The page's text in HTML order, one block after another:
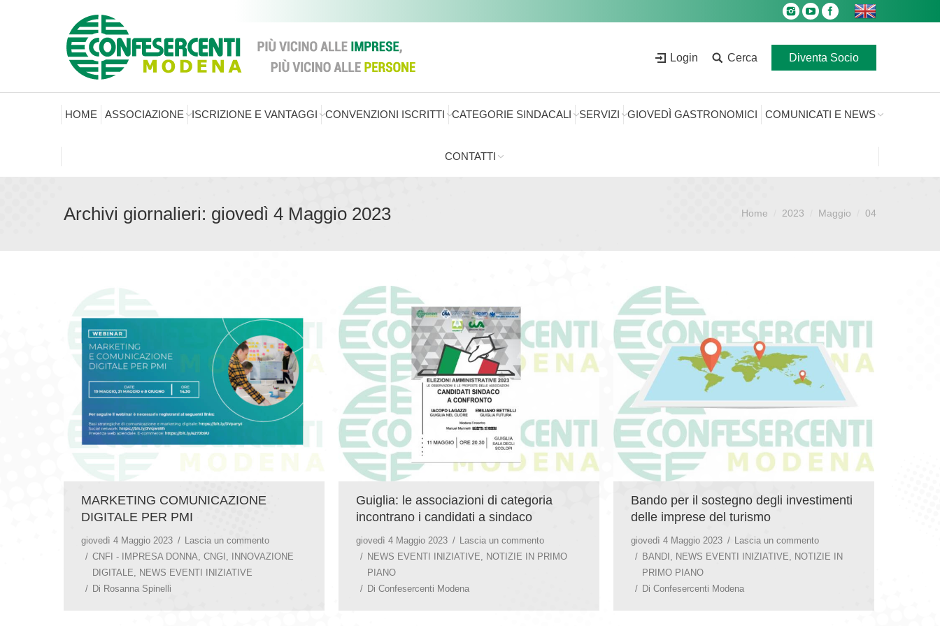
Login Cerca Diventa Socio
HOME ASSOCIAZIONE ISCRIZIONE E VANTAGGI CONVENZIONI ISCRITTI CATEGORIE SINDACALI SERVIZI GIOVEDÌ GASTRONOMICI COMUNICATI E NEWS
CONTATTI
Archivi giornalieri: giovedì 4 Maggio 2023 Home 2023 Maggio 04
MARKETING COMUNICAZIONE
DIGITALE PER PMI
giovedì 4 Maggio 2023
Lascia un commento
CNFI - IMPRESA DONNA CNGI
INNOVAZIONE
DIGITALE
NEWS EVENTI INIZIATIVE
Di Rosanna Spinelli
Guiglia: le associazioni di categoria
incontrano i candidati a sindaco
giovedì 4 Maggio 2023
Lascia un commento
NEWS EVENTI INIZIATIVE
NOTIZIE IN PRIMO
PIANO
Di Confesercenti Modena
Bando per il sostegno degli investimenti
delle imprese del turismo
giovedì 4 Maggio 2023
Lascia un commento
BANDI
NEWS EVENTI INIZIATIVE
NOTIZIE IN
PRIMO PIANO
Di Confesercenti Modena